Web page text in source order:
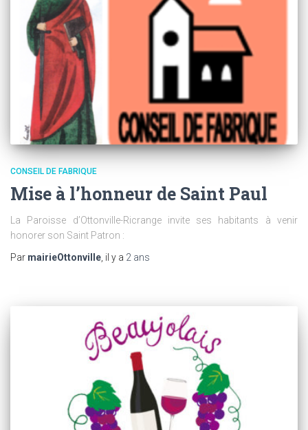
CONSEIL DE FABRIQUE
Mise à l’honneur de Saint Paul
La Paroisse d’Ottonville-Ricrange invite ses habitants à venir
honorer son Saint Patron :
Par mairieOttonville , il y a 2 ans